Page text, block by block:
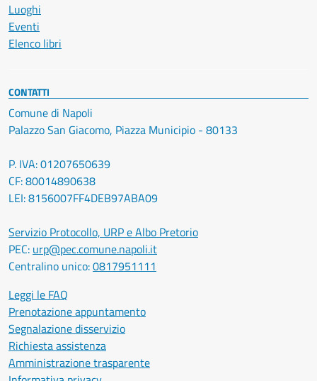
Luoghi
Eventi
Elenco libri
CONTATTI
Comune di Napoli
Palazzo San Giacomo, Piazza Municipio - 80133
P. IVA: 01207650639
CF: 80014890638
LEI: 8156007FF4DEB97ABA09
Servizio Protocollo, URP e Albo Pretorio
PEC: urp@pec.comune.napoli.it
Centralino unico:0817951111
Leggi le FAQ
Prenotazione appuntamento
Segnalazione disservizio
Richiesta assistenza
Amministrazione trasparente